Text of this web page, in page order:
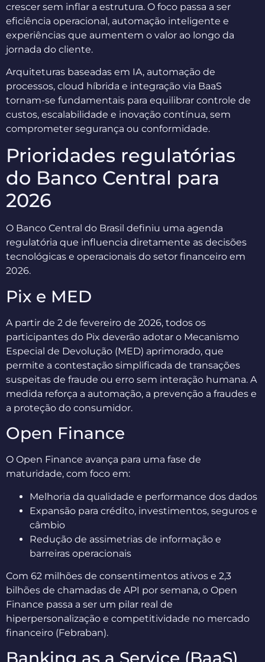
crescer sem inflar a estrutura. O foco passa a ser
eficiência operacional, automação inteligente e
experiências que aumentem o valor ao longo da
jornada do cliente.
Arquiteturas baseadas em IA, automação de
processos, cloud híbrida e integração via BaaS
tornam-se fundamentais para equilibrar controle de
custos, escalabilidade e inovação contínua, sem
comprometer segurança ou conformidade.
Prioridades regulatórias
do Banco Central para
2026
O Banco Central do Brasil definiu uma agenda
regulatória que influencia diretamente as decisões
tecnológicas e operacionais do setor financeiro em
2026.
Pix e MED
A partir de 2 de fevereiro de 2026, todos os
participantes do Pix deverão adotar o Mecanismo
Especial de Devolução (MED) aprimorado, que
permite a contestação simplificada de transações
suspeitas de fraude ou erro sem interação humana. A
medida reforça a automação, a prevenção a fraudes e
a proteção do consumidor.
Open Finance
O Open Finance avança para uma fase de
maturidade, com foco em:
Melhoria da qualidade e performance dos dados
Expansão para crédito, investimentos, seguros e
câmbio
Redução de assimetrias de informação e
barreiras operacionais
Com 62 milhões de consentimentos ativos e 2,3
bilhões de chamadas de API por semana, o Open
Finance passa a ser um pilar real de
hiperpersonalização e competitividade no mercado
financeiro (Febraban).